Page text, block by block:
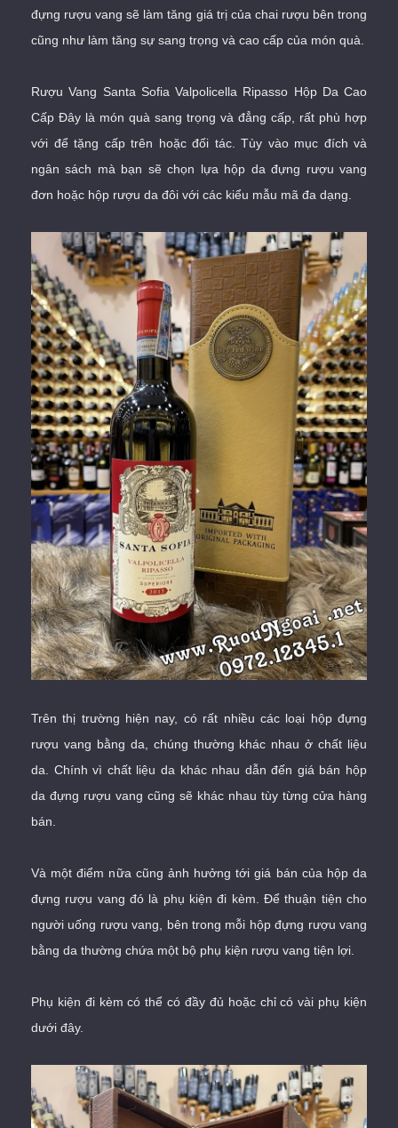
đựng rượu vang sẽ làm tăng giá trị của chai rượu bên trong
cũng như làm tăng sự sang trọng và cao cấp của món quà.
Rượu Vang Santa Sofia Valpolicella Ripasso Hộp Da Cao
Cấp Đây là món quà sang trọng và đẳng cấp, rất phù hợp
với để tặng cấp trên hoặc đối tác. Tùy vào mục đích và
ngân sách mà bạn sẽ chọn lựa hộp da đựng rượu vang
đơn hoặc hộp rượu da đôi với các kiểu mẫu mã đa dạng.
Trên thị trường hiện nay, có rất nhiều các loại hộp đựng
rượu vang bằng da, chúng thường khác nhau ở chất liệu
da. Chính vì chất liệu da khác nhau dẫn đến giá bán hộp
da đựng rượu vang cũng sẽ khác nhau tùy từng cửa hàng
bán.
Và một điểm nữa cũng ảnh hưởng tới giá bán của hộp da
đựng rượu vang đó là phụ kiện đi kèm. Để thuận tiện cho
người uống rượu vang, bên trong mỗi hộp đựng rượu vang
bằng da thường chứa một bộ phụ kiện rượu vang tiện lợi.
Phụ kiện đi kèm có thể có đầy đủ hoặc chỉ có vài phụ kiện
dưới đây.